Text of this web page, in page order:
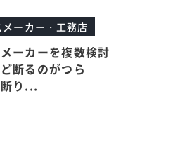
メーカー・工務店
ーカーを複数検討
断るのがつら
り...